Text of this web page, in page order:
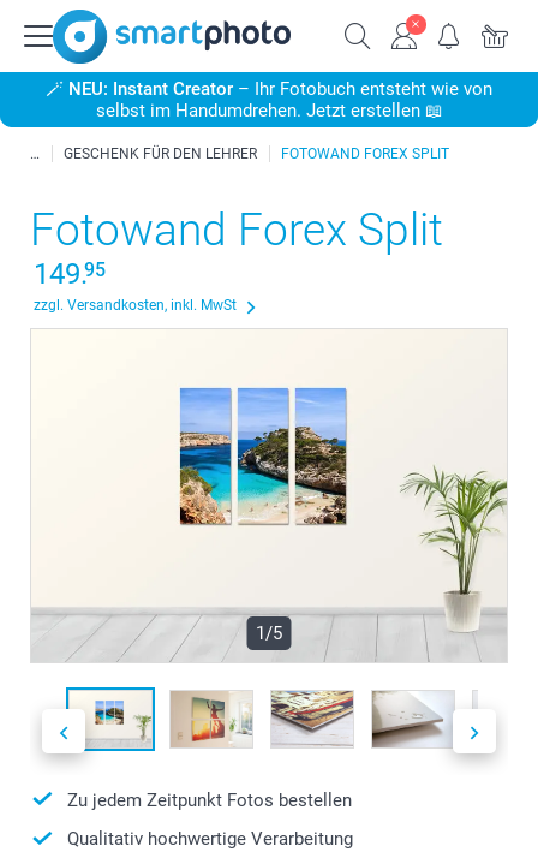
🪄 NEU: Instant Creator – Ihr Fotobuch entsteht wie von
selbst im Handumdrehen. Jetzt erstellen 📖
GESCHENK FÜR DEN LEHRER FOTOWAND FOREX SPLIT
Fotowand Forex Split
149.95
zzgl. Versandkosten, inkl. MwSt
1/5
Zu jedem Zeitpunkt Fotos bestellen
Qualitativ hochwertige Verarbeitung